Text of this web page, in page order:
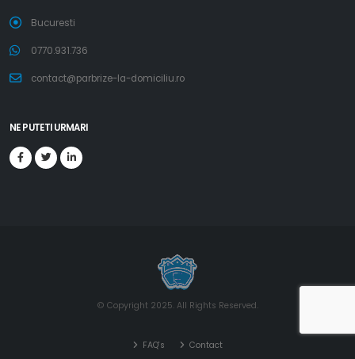
Bucuresti
0770.931.736
contact@parbrize-la-domiciliu.ro
NE PUTETI URMARI
© Copyright 2025. All Rights Reserved.
FAQ's Contact